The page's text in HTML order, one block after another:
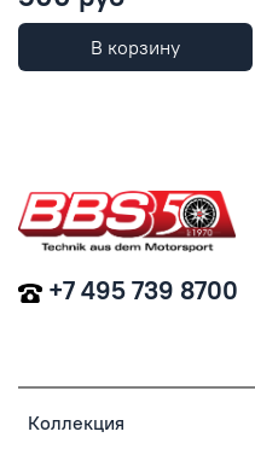
В корзину
Коллекция
+7 495 739 8700